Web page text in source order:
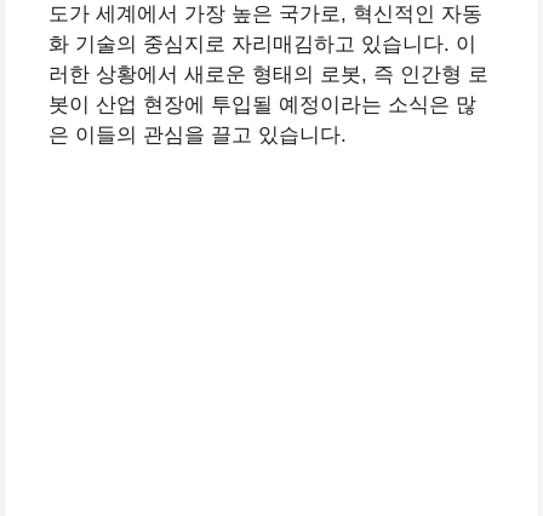
도가 세계에서 가장 높은 국가로, 혁신적인 자동
화 기술의 중심지로 자리매김하고 있습니다. 이
러한 상황에서 새로운 형태의 로봇, 즉 인간형 로
봇이 산업 현장에 투입될 예정이라는 소식은 많
은 이들의 관심을 끌고 있습니다.